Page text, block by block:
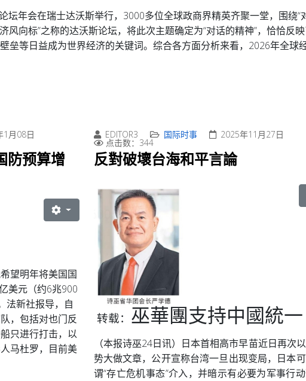
坛年会在瑞士达沃斯举行，3000多位全球政商界精英齐聚一堂，围绕“
风向标”之称的达沃斯论坛，将此次主题确定为“对话的精神”，恰恰反映
垒等日益成为世界经济的关键词。 综合各方面分析来看，2026年全球
1月08日
防预算增
望明年将美国国
美元（约6兆900
法新社报导，自
，包括对也门反
只进行打击，以
马杜罗，目前美
EDITOR3 国际时事 2025年11月27日
点击数：344
反對破壞台海和平言論
转载： 巫華團支持中國統一
（本报诗巫24日讯）日本首相高市早苗近日再次
势大做文章，公开宣称台湾一旦出现变局，日本
谓“存亡危机事态”介入，并暗示有必要为军事行